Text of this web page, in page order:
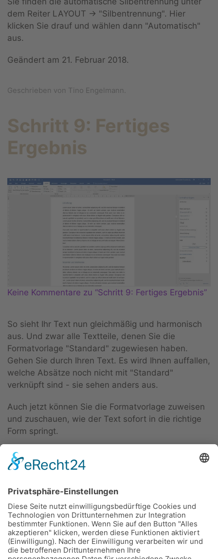
dem Reiter LAYOUT -> "Silbentrennung". Hier
klicken Sie drauf und wählen dann "Automatisch"
aus.
Geändert am 21. Februar 2018.
Geschrieben von Tino Engelmann.
Schritt 9: Fertiges
Ergebnis
Keine Kommentare zu “Schritt 9: Fertiges Ergebnis”
So sieht Ihr Text nun gleichmäßig und harmonisch
aus. Und zwar alle Textteile, denen Sie die
Formatvorlage "Standard" zugewiesen haben.
Gehen Sie durch Ihren Text. Es wird Ihnen auffallen,
welche Absätze noch nicht mit "Standard"
verknüpft sind - sie sehen anders aus.
Auch jetzt können Sie die Formatvorlage zuweisen
und zuschauen, wie der Text sofort in die richtige
Form springt.
Geändert am